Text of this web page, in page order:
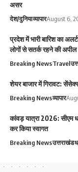
असर
देश/दुनियाव्यापारAugust 6,
प्रदेश में भारी बारिश का
लोगों से सतर्क रहने की अपील
Breaking NewsTravel
शेयर बाजार में गिरावट:
Breaking Newsव्यापार
कांवड़ यात्रा 2026: सीएम
कर किया स्वागत
Breaking Newsउत्तराखंड